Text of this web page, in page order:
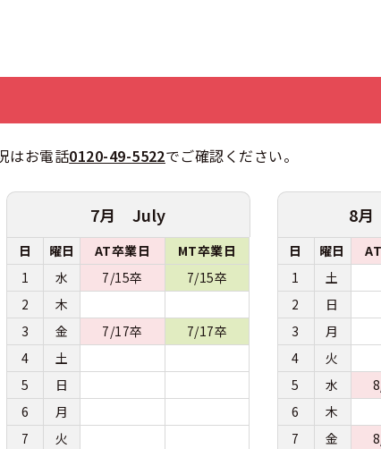
はお電話0120-49-5522でご確認ください。
7月 July
日 曜日 AT卒業日
MT卒業日
1
水 7/15卒
7/15卒
2
木
3
金 7/17卒
7/17卒
4
土
5
日
6
月
7
火
8
日 曜日
1
土
2
日
3
月
4
火
5
水
6
木
7
金